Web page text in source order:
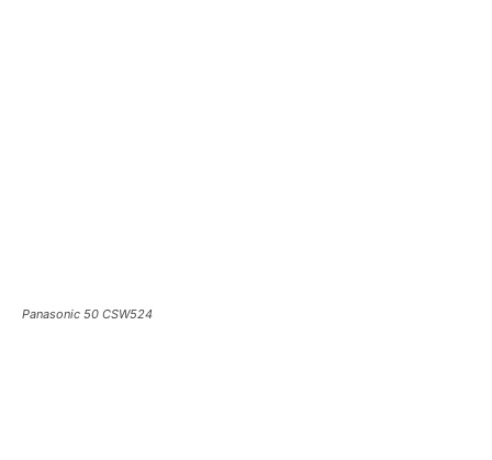
Panasonic 50 CSW524